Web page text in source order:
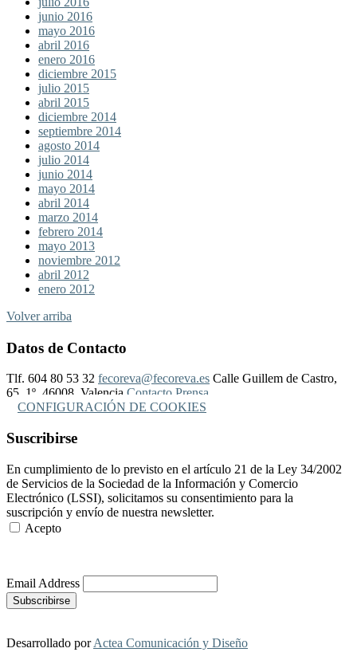
junio 2016
mayo 2016
abril 2016
enero 2016
diciembre 2015
julio 2015
abril 2015
diciembre 2014
septiembre 2014
agosto 2014
julio 2014
junio 2014
mayo 2014
abril 2014
marzo 2014
febrero 2014
mayo 2013
noviembre 2012
abril 2012
enero 2012
Volver arriba
Datos de Contacto
Tlf. 604 80 53 32 fecoreva@fecoreva.es Calle Guillem de Castro,
65, 1º, 46008, Valencia Contacto Prensa
CONFIGURACIÓN DE COOKIES
Suscribirse
En cumplimiento de lo previsto en el artículo 21 de la Ley 34/2002
de Servicios de la Sociedad de la Información y Comercio
Electrónico (LSSI), solicitamos su consentimiento para la
suscripción y envío de nuestra newsletter.
Acepto
Email Address
Desarrollado porActea Comunicación y Diseño